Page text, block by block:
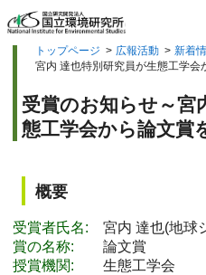
トップページ > 広報活動 > 新着
宮内 達也特別研究員が生態工学会
受賞のお知らせ～宮
態工学会から論文賞
概要
受賞者氏名: 宮内 達也(地球
賞の名称: 論文賞
授賞機関: 生態工学会